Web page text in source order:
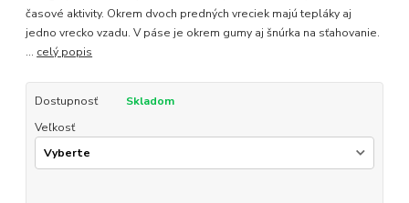
časové aktivity. Okrem dvoch predných vreciek majú tepláky aj
jedno vrecko vzadu. V páse je okrem gumy aj šnúrka na sťahovanie.
... celý popis
Dostupnosť
Skladom
Veľkosť